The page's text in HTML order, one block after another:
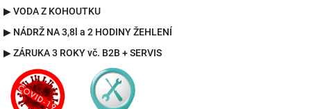
▶VODA Z KOHOUTKU
▶ NÁDRŽ NA 3,8l a 2 HODINY ŽEHLENÍ
▶ZÁRUKA 3 ROKY vč. B2B + SERVIS